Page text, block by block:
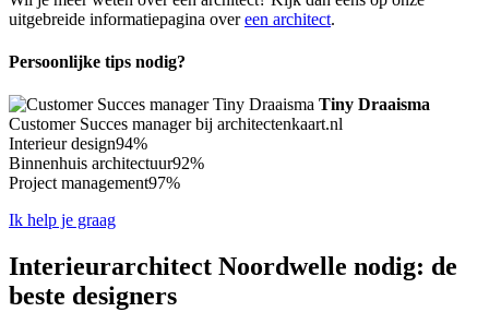
uitgebreide informatiepagina overeen architect.
Persoonlijke tips nodig?
Tiny Draaisma
Customer Succes manager bij architectenkaart.nl
Interieur design94%
Binnenhuis architectuur92%
Project management97%
Ik help je graag
Interieurarchitect Noordwelle nodig: de
beste designers